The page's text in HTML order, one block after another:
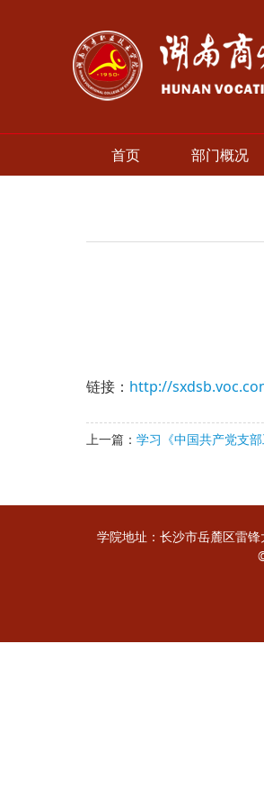
首页 部门概况
链接： http://
上一篇： 学习《中国共产党支
学院地址：长沙市岳麓区